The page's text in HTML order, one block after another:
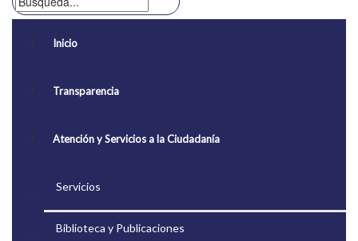
Inicio
Transparencia
Atención y Servicios a la Ciudadanía
Servicios
Biblioteca y Publicaciones